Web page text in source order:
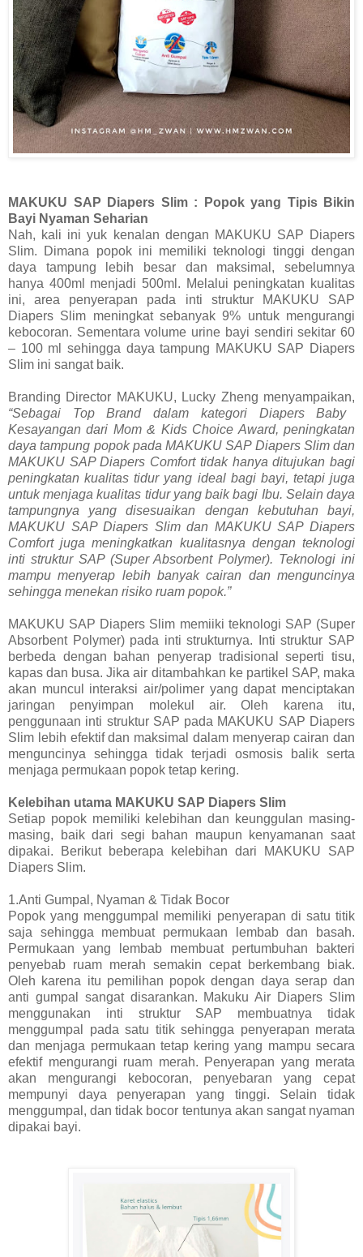
MAKUKU SAP Diapers Slim : Popok yang Tipis Bikin
Bayi Nyaman Seharian
Nah, kali ini yuk kenalan dengan MAKUKU SAP Diapers
Slim. Dimana popok ini memiliki teknologi tinggi dengan
daya tampung lebih besar dan maksimal, sebelumnya
hanya 400ml menjadi 500ml. Melalui peningkatan kualitas
ini, area penyerapan pada inti struktur MAKUKU SAP
Diapers Slim meningkat sebanyak 9% untuk mengurangi
kebocoran. Sementara volume urine bayi sendiri sekitar 60
– 100 ml sehingga daya tampung MAKUKU SAP Diapers
Slim ini sangat baik.
Branding Director MAKUKU, Lucky Zheng menyampaikan,
“Sebagai Top Brand dalam kategori Diapers Baby
Kesayangan dari Mom & Kids Choice Award, peningkatan
daya tampung popok pada MAKUKU SAP Diapers Slim dan
MAKUKU SAP Diapers Comfort tidak hanya ditujukan bagi
peningkatan kualitas tidur yang ideal bagi bayi, tetapi juga
untuk menjaga kualitas tidur yang baik bagi Ibu. Selain daya
tampungnya yang disesuaikan dengan kebutuhan bayi,
MAKUKU SAP Diapers Slim dan MAKUKU SAP Diapers
Comfort juga meningkatkan kualitasnya dengan teknologi
inti struktur SAP (Super Absorbent Polymer). Teknologi ini
mampu menyerap lebih banyak cairan dan menguncinya
sehingga menekan risiko ruam popok.”
MAKUKU SAP Diapers Slim memiiki teknologi SAP (Super
Absorbent Polymer) pada inti strukturnya. Inti struktur SAP
berbeda dengan bahan penyerap tradisional seperti tisu,
kapas dan busa. Jika air ditambahkan ke partikel SAP, maka
akan muncul interaksi air/polimer yang dapat menciptakan
jaringan penyimpan molekul air. Oleh karena itu,
penggunaan inti struktur SAP pada MAKUKU SAP Diapers
Slim lebih efektif dan maksimal dalam menyerap cairan dan
menguncinya sehingga tidak terjadi osmosis balik serta
menjaga permukaan popok tetap kering.
Kelebihan utama MAKUKU SAP Diapers Slim
Setiap popok memiliki kelebihan dan keunggulan masing-
masing, baik dari segi bahan maupun kenyamanan saat
dipakai. Berikut beberapa kelebihan dari MAKUKU SAP
Diapers Slim.
1.Anti Gumpal, Nyaman & Tidak Bocor
Popok yang menggumpal memiliki penyerapan di satu titik
saja sehingga membuat permukaan lembab dan basah.
Permukaan yang lembab membuat pertumbuhan bakteri
penyebab ruam merah semakin cepat berkembang biak.
Oleh karena itu pemilihan popok dengan daya serap dan
anti gumpal sangat disarankan. Makuku Air Diapers Slim
menggunakan inti struktur SAP membuatnya tidak
menggumpal pada satu titik sehingga penyerapan merata
dan menjaga permukaan tetap kering yang mampu secara
efektif mengurangi ruam merah. Penyerapan yang merata
akan mengurangi kebocoran, penyebaran yang cepat
mempunyi daya penyerapan yang tinggi. Selain tidak
menggumpal, dan tidak bocor tentunya akan sangat nyaman
dipakai bayi.